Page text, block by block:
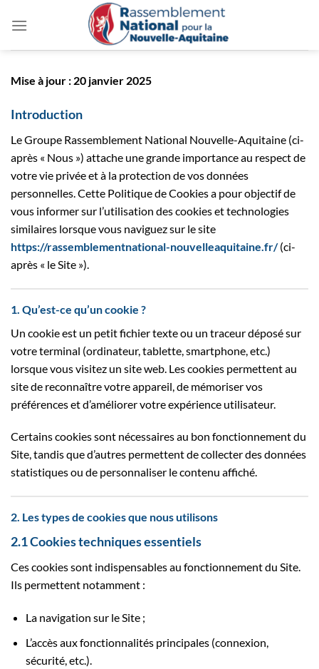
Mise à jour : 20 janvier 2025
Introduction
Le Groupe Rassemblement National Nouvelle-Aquitaine (ci-
après « Nous ») attache une grande importance au respect de
votre vie privée et à la protection de vos données
personnelles. Cette Politique de Cookies a pour objectif de
vous informer sur l’utilisation des cookies et technologies
similaires lorsque vous naviguez sur le site
https://rassemblementnational-nouvelleaquitaine.fr/(ci-
après « le Site »).
1. Qu’est-ce qu’un cookie ?
Un cookie est un petit fichier texte ou un traceur déposé sur
votre terminal (ordinateur, tablette, smartphone, etc.)
lorsque vous visitez un site web. Les cookies permettent au
site de reconnaître votre appareil, de mémoriser vos
préférences et d’améliorer votre expérience utilisateur.
Certains cookies sont nécessaires au bon fonctionnement du
Site, tandis que d’autres permettent de collecter des données
statistiques ou de personnaliser le contenu affiché.
2. Les types de cookies que nous utilisons
2.1 Cookies techniques essentiels
Ces cookies sont indispensables au fonctionnement du Site.
Ils permettent notamment :
La navigation sur le Site ;
L’accès aux fonctionnalités principales (connexion,
sécurité, etc.).